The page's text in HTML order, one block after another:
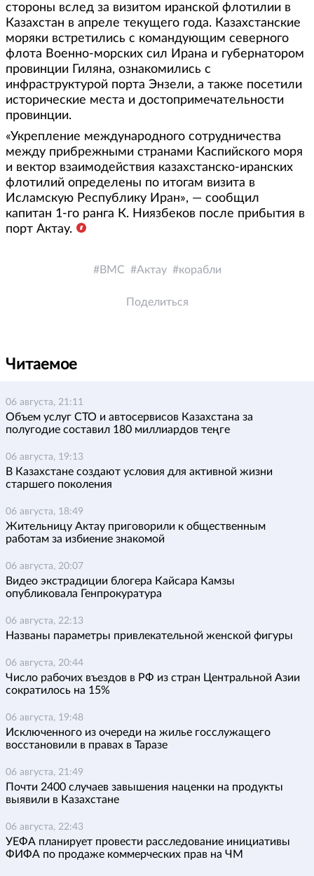
стороны вслед за визитом иранской флотилии в
Казахстан в апреле текущего года. Казахстанские
моряки встретились с командующим северного
флота Военно-морских сил Ирана и губернатором
провинции Гиляна, ознакомились с
инфраструктурой порта Энзели, а также посетили
исторические места и достопримечательности
провинции.
«Укрепление международного сотрудничества
между прибрежными странами Каспийского моря
и вектор взаимодействия казахстанско-иранских
флотилий определены по итогам визита в
Исламскую Республику Иран», — сообщил
капитан 1-го ранга К. Ниязбеков после прибытия в
порт Актау.
ВМС Актау корабли
Поделиться
Читаемое
06 августа, 21:11
Объем услуг СТО и автосервисов Казахстана за
полугодие составил 180 миллиардов теңге
06 августа, 19:13
В Казахстане создают условия для активной жизни
старшего поколения
06 августа, 18:49
Жительницу Актау приговорили к общественным
работам за избиение знакомой
06 августа, 20:07
Видео экстрадиции блогера Кайсара Камзы
опубликовала Генпрокуратура
06 августа, 22:13
Названы параметры привлекательной женской фигуры
06 августа, 20:44
Число рабочих въездов в РФ из стран Центральной Азии
сократилось на 15%
06 августа, 19:48
Исключенного из очереди на жилье госслужащего
восстановили в правах в Таразе
06 августа, 21:49
Почти 2400 случаев завышения наценки на продукты
выявили в Казахстане
06 августа, 22:43
УЕФА планирует провести расследование инициативы
ФИФА по продаже коммерческих прав на ЧМ